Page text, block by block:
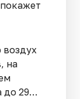
на
до 29…